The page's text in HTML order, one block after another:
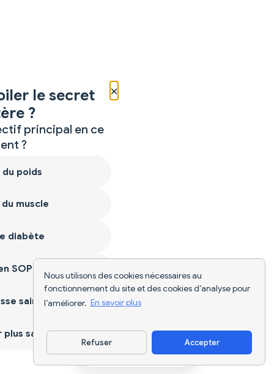
Nous utilisons des cookies nécessaires au
fonctionnement du site et des cookies d’analyse pour
l’améliorer. En savoir plus
Refuser Accepter
Télécharger l'appli
×
le secret
?
principal en ce
?
poids
muscle
diabète
SOPK
saine
sain